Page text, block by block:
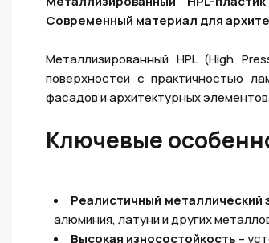
Современный материал для
Металлизированный HPL (High
поверхностей с практичностью
фасадов и архитектурных
Ключевые
Реалистичный металлический
алюминия, латуни и других
Высокая износостойкость –